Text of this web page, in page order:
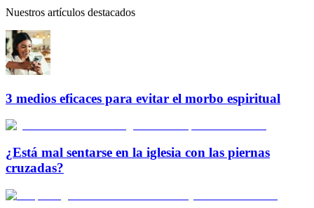
Nuestros artículos destacados
3 medios eficaces para evitar el morbo espiritual
¿Está mal sentarse en la iglesia con las piernas
cruzadas?